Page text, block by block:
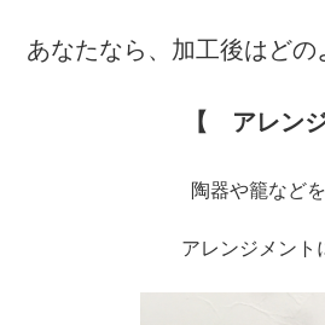
あなたなら、加工後はど
【 アレン
陶器や籠など
アレンジメント